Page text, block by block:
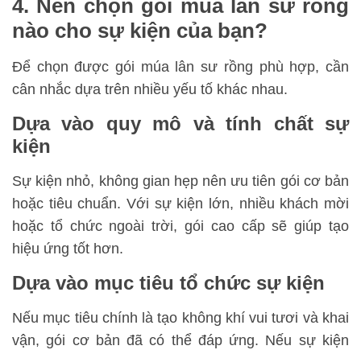
4. Nên chọn gói múa lân sư rồng
nào cho sự kiện của bạn?
Để chọn được gói múa lân sư rồng phù hợp, cần
cân nhắc dựa trên nhiều yếu tố khác nhau.
Dựa vào quy mô và tính chất sự
kiện
Sự kiện nhỏ, không gian hẹp nên ưu tiên gói cơ bản
hoặc tiêu chuẩn. Với sự kiện lớn, nhiều khách mời
hoặc tổ chức ngoài trời, gói cao cấp sẽ giúp tạo
hiệu ứng tốt hơn.
Dựa vào mục tiêu tổ chức sự kiện
Nếu mục tiêu chính là tạo không khí vui tươi và khai
vận, gói cơ bản đã có thể đáp ứng. Nếu sự kiện